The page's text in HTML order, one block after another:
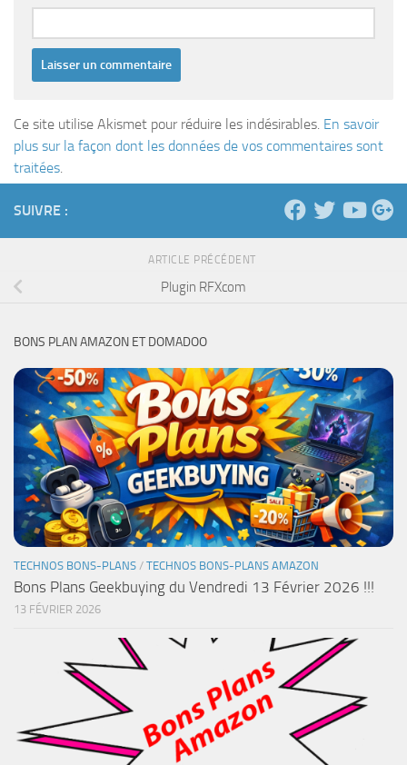
Ce site utilise Akismet pour réduire les indésirables. En savoir
plus sur la façon dont les données de vos commentaires sont
traitées.
SUIVRE :
ARTICLE PRÉCÉDENT
Plugin RFXcom
BONS PLAN AMAZON ET DOMADOO
TECHNOS BONS-PLANS / TECHNOS BONS-PLANS AMAZON
Bons Plans Geekbuying du Vendredi 13 Février 2026 !!!
13 FÉVRIER 2026